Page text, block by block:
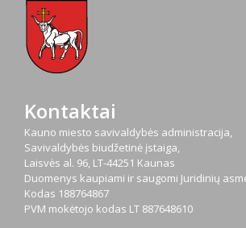
Kontaktai
Kauno miesto savivaldybės administracija,
Savivaldybės biudžetinė įstaiga,
Laisvės al. 96, LT-44251 Kaunas
Duomenys kaupiami ir saugomi Juridinių
Kodas 188764867
PVM mokėtojo kodas LT 887648610